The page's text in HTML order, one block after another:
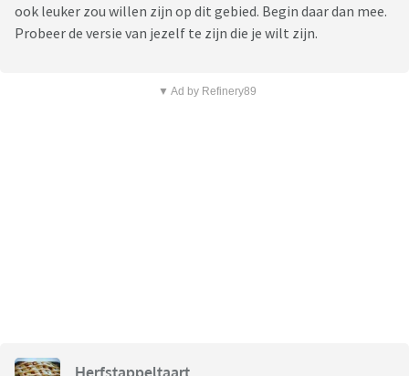
ook leuker zou willen zijn op dit gebied. Begin daar dan mee.
Probeer de versie van jezelf te zijn die je wilt zijn.
▼ Ad by Refinery89
Herfstappeltaart